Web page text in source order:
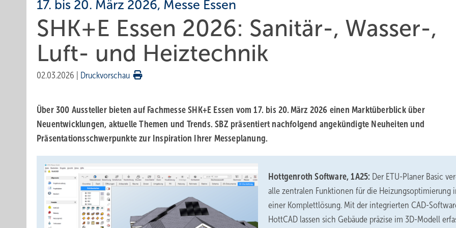
17. bis 20. März 2026, Messe Essen
SHK+E Essen 2026: Sanitär-, Wasser-,
Luft- und Heiztechnik
02.03.2026 Druckvorschau
Über 300 Aussteller bieten auf Fachmesse SHK+E Essen vom 17. bis 20. März 2026 einen Marktüberblick über
Neuentwicklungen, aktuelle Themen und Trends. SBZ präsentiert nachfolgend angekündigte Neuheiten und
Präsentationsschwerpunkte zur Inspiration Ihrer Messeplanung.
Hottgenroth Software, 1A25: Der ETU-Planer Basic
alle zentralen Funktionen für die Heizungsoptimierung
einer Komplettlösung. Mit der integrierten CAD-
HottCAD lassen sich Gebäude präzise im 3D-Modell